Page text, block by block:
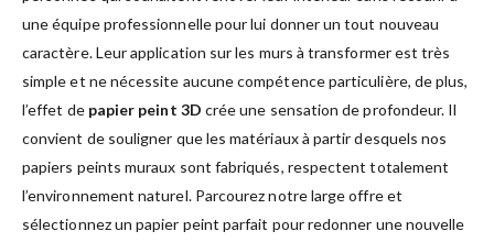
une équipe professionnelle pour lui donner un tout nouveau
caractère. Leur application sur les murs à transformer est très
simple et ne nécessite aucune compétence particulière, de plus,
l’effet de papier peint 3D crée une sensation de profondeur. Il
convient de souligner que les matériaux à partir desquels nos
papiers peints muraux sont fabriqués, respectent totalement
l’environnement naturel. Parcourez notre large offre et
sélectionnez un papier peint parfait pour redonner une nouvelle